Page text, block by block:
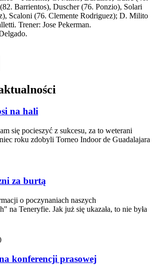
Barrientos), Duscher (76. Ponzio), Solari
Scaloni (76. Clemente Rodriguez); D. Milito
Trener: Jose Pekerman.
na hali
się pocieszyć z sukcesu, za to weterani
roku zdobyli Torneo Indoor de Guadalajara
za burtą
o poczynaniach naszych
na Teneryfie. Jak już się ukazała, to nie była
konferencji prasowej